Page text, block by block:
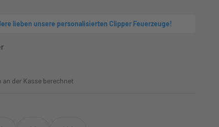
lieben unsere personalisierten Clipper Feuerzeuge!
an der Kasse berechnet